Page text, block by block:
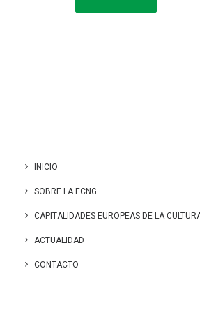
INICIO
SOBRE LA ECNG
CAPITALIDADES EUROPEAS DE LA
ACTUALIDAD
CONTACTO